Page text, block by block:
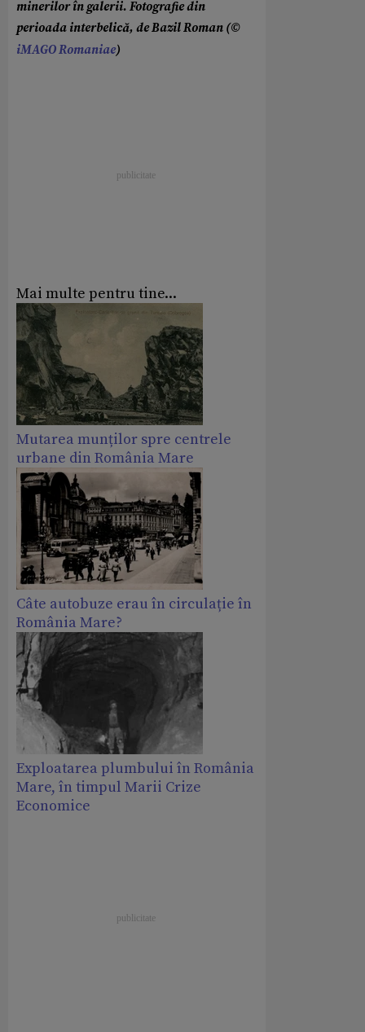
minerilor în galerii. Fotografie din
perioada interbelică, de Bazil Roman (©
iMAGO Romaniae)
Mai multe pentru tine...
Mutarea munților spre centrele
urbane din România Mare
Câte autobuze erau în circulație în
România Mare?
Exploatarea plumbului în România
Mare, în timpul Marii Crize
Economice